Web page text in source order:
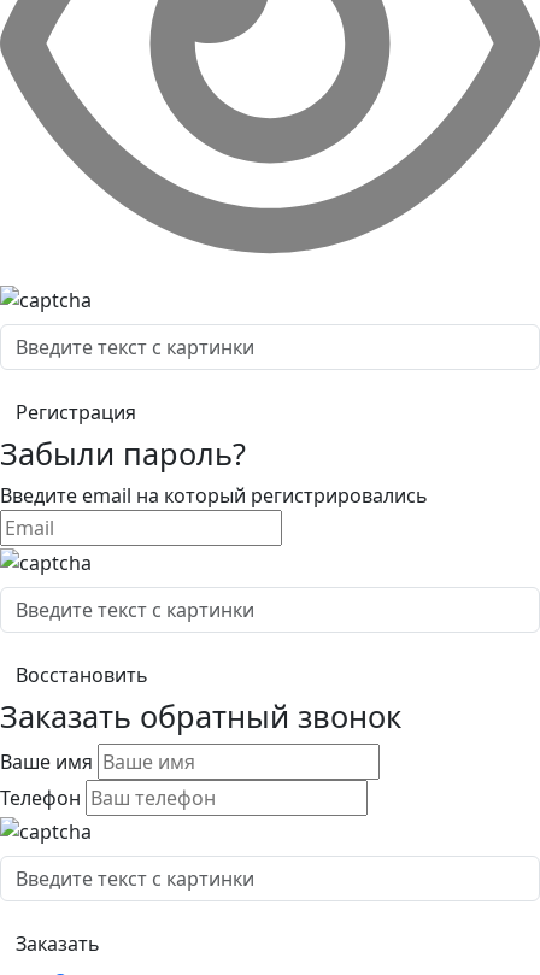
Забыли пароль?
Введите email на который регистрировались
Заказать обратный звонок
Ваше имя
Телефон